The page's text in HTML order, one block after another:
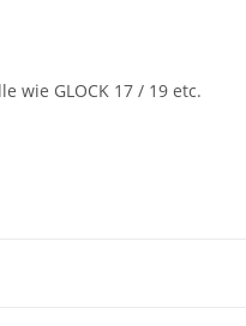
wie GLOCK 17 / 19 etc.